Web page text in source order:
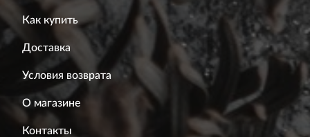
Как купить
Доставка
Условия возврата
О магазине
Контакты